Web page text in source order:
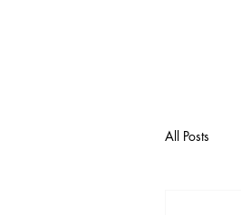
All Posts